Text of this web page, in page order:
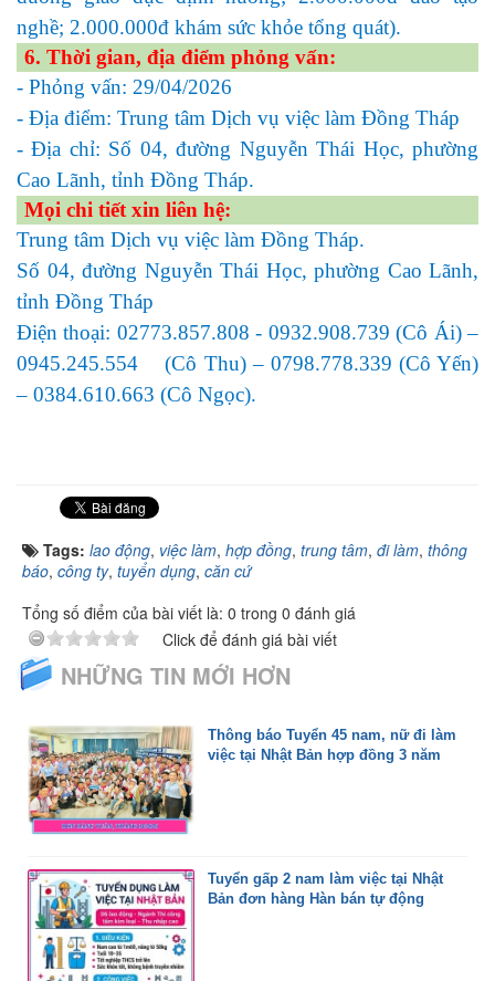
nghề; 2.000.000đ khám sức khỏe tổng quát).
6. Thời gian, địa điểm phỏng vấn:
- Phỏng vấn: 29/04/2026
- Địa điểm: Trung tâm Dịch vụ việc làm Đồng Tháp
- Địa chỉ: Số 04, đường Nguyễn Thái Học, phường
Cao Lãnh, tỉnh Đồng Tháp.
Mọi chi tiết xin liên hệ:
Trung tâm Dịch vụ việc làm Đồng Tháp.
Số 04, đường Nguyễn Thái Học, phường Cao Lãnh,
tỉnh Đồng Tháp
Điện thoại: 02773.857.808 - 0932.908.739 (Cô Ái) –
0945.245.554 (Cô Thu) – 0798.778.339 (Cô Yến)
– 0384.610.663 (Cô Ngọc).
Tags: lao động, việc làm, hợp đồng, trung tâm, đi làm, thông
báo, công ty, tuyển dụng, căn cứ
Tổng số điểm của bài viết là: 0 trong 0 đánh giá
Click để đánh giá bài viết
NHỮNG TIN MỚI HƠN
Thông báo Tuyển 45 nam, nữ đi làm
việc tại Nhật Bản hợp đồng 3 năm
Tuyển gấp 2 nam làm việc tại Nhật
Bản đơn hàng Hàn bán tự động